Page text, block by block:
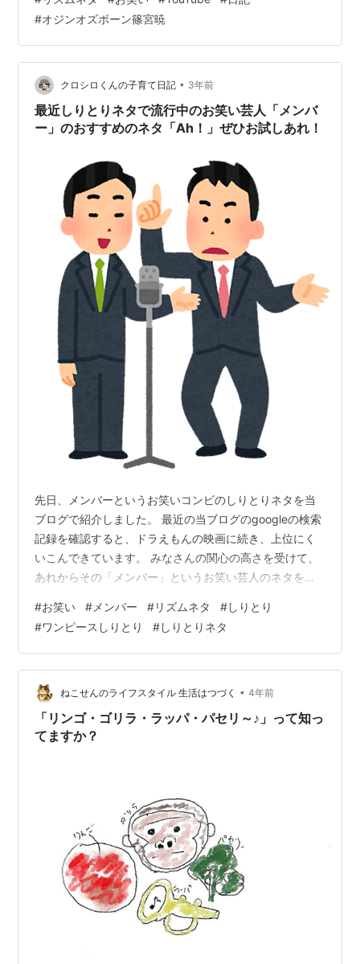
笑い芸人 オジンオズボーン篠宮 の動画を見つけたのです
が、 リズムネタがけっこうオモシロイんです😂 コンビ解
消されたのが残念ですが😭 その中から 「もう東京(こっ
ち)の人やん」 ってネタをご紹介❣ 特に関西人の人が見た
ら共感大ですよ😂 それがこち…
#オジンオズボーン篠宮暁
クロシロくんの子育て日記 • 3年前
最近しりとりネタで流行中のお笑い芸人「メンバ
ー」のおすすめのネタ「Ah！」ぜひお試しあれ！
先日、メンバーというお笑いコンビのしりとりネタを当
ブログで紹介しました。 最近の当ブログのgoogleの検索
記録を確認すると、ドラえもんの映画に続き、上位にく
いこんできています。 みなさんの関心の高さを受けて、
あれからその「メンバー」というお笑い芸人のネタを
娘たちに大ヒットのネタが見つかったので紹介していき
たいと思います。 そのネタは歌ネタの「Ah!」です。実際
に楽しんでいただきたいので、リンクを貼っておきま
す。 www.youtube.com このネタはいつものリズムネタ
の一つです。 でばやしの音楽に合わせて、漫才をやって
いくというネ…
#お笑い # メンバー #リズムネタ #しりとり
#ワンピースしりとり #しりとりネタ
ねこせんのライフスタイル 生活はつづく • 4年前
「リンゴ・ゴリラ・ラッパ・パセリ～♪」って知っ
てますか？